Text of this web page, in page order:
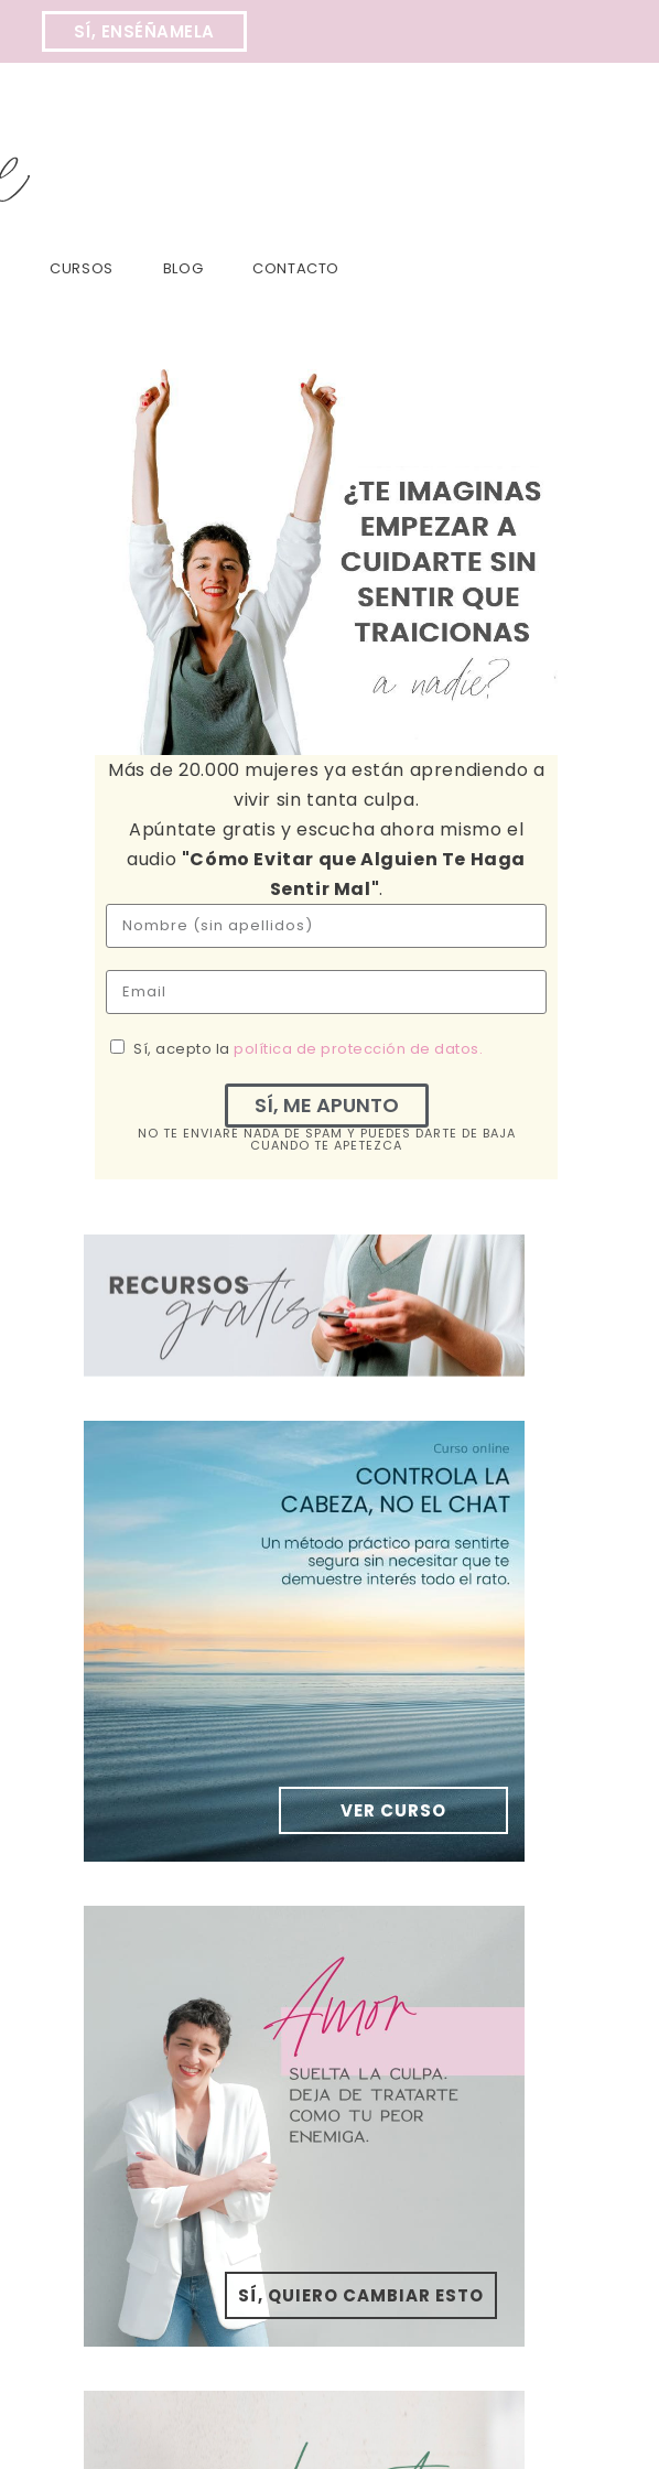
SÍ, ENSÉÑAMELA
CURSOS BLOG CONTACTO
Más de 20.000 mujeres ya están aprendiendo a
vivir sin tanta culpa.
Apúntate gratis y escucha ahora mismo el
audio "Cómo Evitar que Alguien Te Haga
Sentir Mal".
Sí, acepto la política de protección de datos.
SÍ, ME APUNTO
NO TE ENVIARÉ NADA DE SPAM Y PUEDES DARTE DE BAJA
CUANDO TE APETEZCA
VER CURSO
SÍ, QUIERO CAMBIAR ESTO